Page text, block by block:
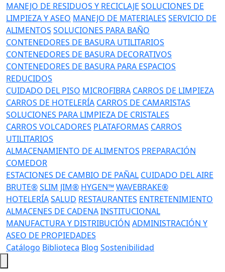
MANEJO DE RESIDUOS Y RECICLAJE SOLUCIONES DE
LIMPIEZA Y ASEO MANEJO DE MATERIALES SERVICIO DE
ALIMENTOS SOLUCIONES PARA BAÑO
CONTENEDORES DE BASURA UTILITARIOS
CONTENEDORES DE BASURA DECORATIVOS
CONTENEDORES DE BASURA PARA ESPACIOS
REDUCIDOS
CUIDADO DEL PISO MICROFIBRA CARROS DE LIMPIEZA
CARROS DE HOTELERÍA CARROS DE CAMARISTAS
SOLUCIONES PARA LIMPIEZA DE CRISTALES
CARROS VOLCADORES PLATAFORMAS CARROS
UTILITARIOS
ALMACENAMIENTO DE ALIMENTOS PREPARACIÓN
COMEDOR
ESTACIONES DE CAMBIO DE PAÑAL CUIDADO DEL AIRE
BRUTE®SLIM JIM® HYGEN™WAVEBRAKE®
HOTELERÍASALUD RESTAURANTES ENTRETENIMIENTO
ALMACENES DE CADENAINSTITUCIONAL
MANUFACTURA Y DISTRIBUCIÓN ADMINISTRACIÓN Y
ASEO DE PROPIEDADES
Catálogo Biblioteca Blog Sostenibilidad